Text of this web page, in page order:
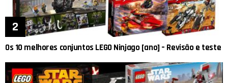
Os 10 melhores conjuntos LEGO Ninjago [ano] – Revisão e teste